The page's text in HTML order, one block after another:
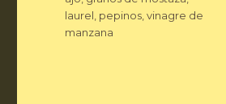
laurel pepinos ,vinagre de
manzana